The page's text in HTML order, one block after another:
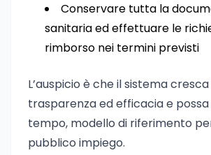
Conservare tutta la
sanitaria ed effettuare le
rimborso nei termini previsti
L’auspicio è che il sistema
trasparenza ed efficacia e possa
tempo, modello di riferimento
pubblico impiego.